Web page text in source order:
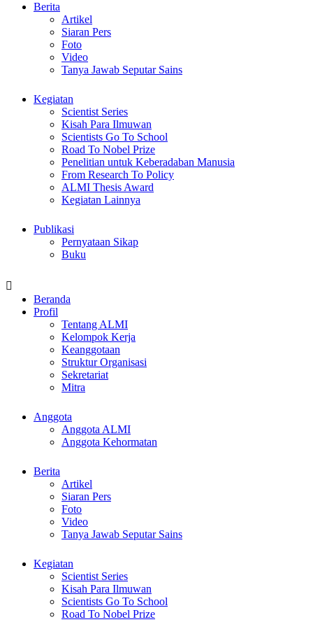
Berita
Artikel
Siaran Pers
Foto
Video
Tanya Jawab Seputar Sains
Kegiatan
Scientist Series
Kisah Para Ilmuwan
Scientists Go To School
Road To Nobel Prize
Penelitian untuk Keberadaban Manusia
From Research To Policy
ALMI Thesis Award
Kegiatan Lainnya
Publikasi
Pernyataan Sikap
Buku
Beranda
Profil
Tentang ALMI
Kelompok Kerja
Keanggotaan
Struktur Organisasi
Sekretariat
Mitra
Anggota
Anggota ALMI
Anggota Kehormatan
Berita
Artikel
Siaran Pers
Foto
Video
Tanya Jawab Seputar Sains
Kegiatan
Scientist Series
Kisah Para Ilmuwan
Scientists Go To School
Road To Nobel Prize